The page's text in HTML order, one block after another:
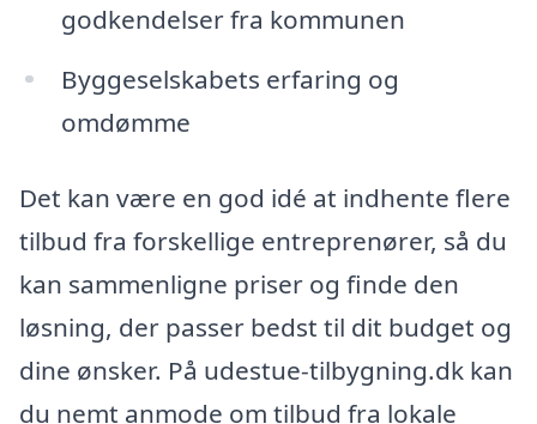
godkendelser fra kommunen
Byggeselskabets erfaring og
omdømme
Det kan være en god idé at indhente flere
tilbud fra forskellige entreprenører, så du
kan sammenligne priser og finde den
løsning, der passer bedst til dit budget og
dine ønsker. På udestue-tilbygning.dk kan
du nemt anmode om tilbud fra lokale